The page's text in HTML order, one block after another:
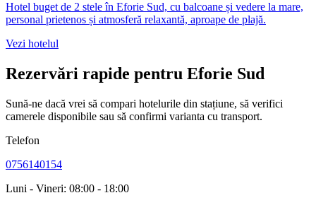
Hotel buget de 2 stele în Eforie Sud, cu balcoane și vedere la mare,
personal prietenos și atmosferă relaxantă, aproape de plajă.
Vezi hotelul
Rezervări rapide pentru Eforie Sud
Sună-ne dacă vrei să compari hotelurile din stațiune, să verifici
camerele disponibile sau să confirmi varianta cu transport.
Telefon
0756140154
Luni - Vineri: 08:00 - 18:00